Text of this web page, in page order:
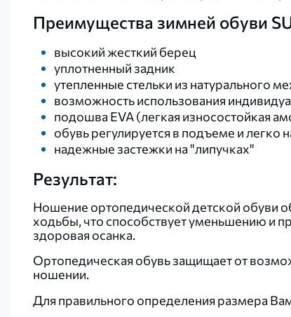
Преимущества зимней обуви
высокий жесткий берец
уплотненный задник
утепленные стельки из натурального
возможность использования
подошва EVA (легкая износостойкая
обувь регулируется в подъеме и легко
надежные застежки на "липучках"
Результат:
Ношение ортопедической детской обуви
ходьбы, что способствует уменьшению и
здоровая осанка.
Ортопедическая обувь защищает от
ношении.
Для правильного определения размера